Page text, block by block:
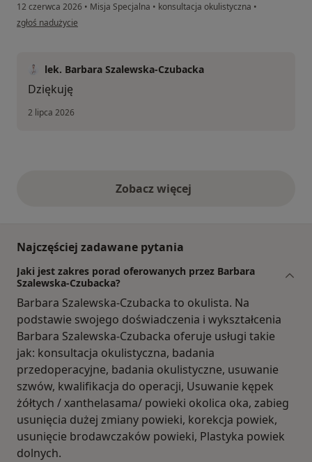
12 czerwca 2026 • Misja Specjalna • konsultacja okulistyczna •
w opinii użytkownika Violetta
zgłoś nadużycie
lek. Barbara Szalewska-Czubacka
Dziękuję
2 lipca 2026
Zobacz więcejopinie powyżej
Najczęściej zadawane pytania
Jaki jest zakres porad oferowanych przez Barbara
Szalewska-Czubacka?
Barbara Szalewska-Czubacka to okulista. Na
podstawie swojego doświadczenia i wykształcenia
Barbara Szalewska-Czubacka oferuje usługi takie
jak: konsultacja okulistyczna, badania
przedoperacyjne, badania okulistyczne, usuwanie
szwów, kwalifikacja do operacji, Usuwanie kępek
żółtych / xanthelasama/ powieki okolica oka, zabieg
usunięcia dużej zmiany powieki, korekcja powiek,
usunięcie brodawczaków powieki, Plastyka powiek
dolnych.